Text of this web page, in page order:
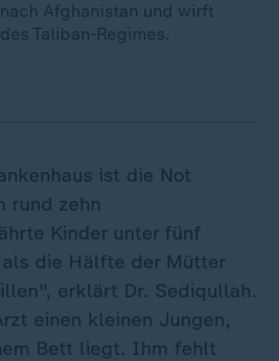
Afghanistan und wirft
Taliban-Regimes.
ist die Not
rund zehn
Kinder unter fünf
die Hälfte der Mütter
erklärt Dr. Sediqullah.
einen kleinen Jungen,
Bett liegt. Ihm fehlt